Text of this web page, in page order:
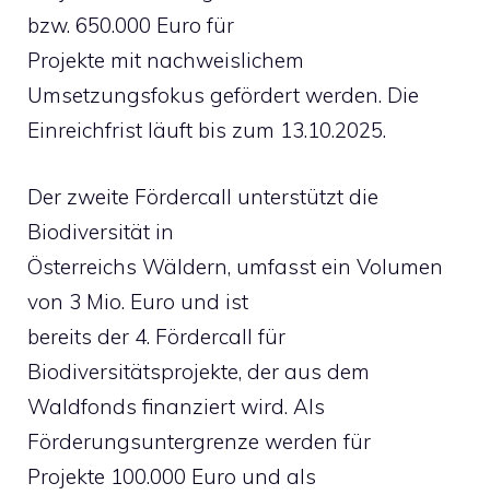
bzw. 650.000 Euro für
Projekte mit nachweislichem
Umsetzungsfokus gefördert werden. Die
Einreichfrist läuft bis zum 13.10.2025.
Der zweite Fördercall unterstützt die
Biodiversität in
Österreichs Wäldern, umfasst ein Volumen
von 3 Mio. Euro und ist
bereits der 4. Fördercall für
Biodiversitätsprojekte, der aus dem
Waldfonds finanziert wird. Als
Förderungsuntergrenze werden für
Projekte 100.000 Euro und als